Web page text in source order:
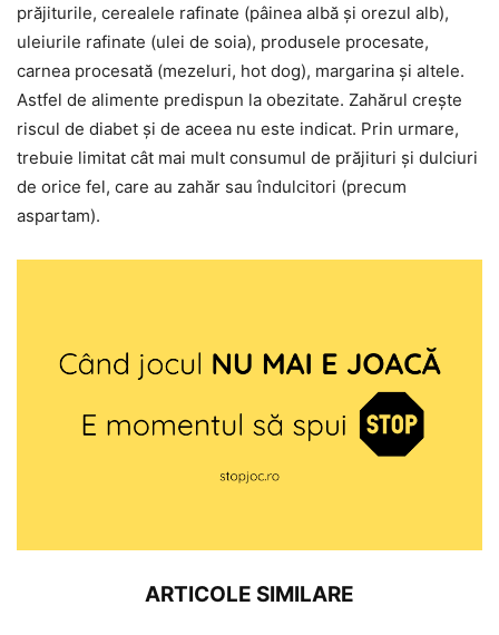
prăjiturile, cerealele rafinate (pâinea albă și orezul alb),
uleiurile rafinate (ulei de soia), produsele procesate,
carnea procesată (mezeluri, hot dog), margarina și altele.
Astfel de alimente predispun la obezitate. Zahărul crește
riscul de diabet și de aceea nu este indicat. Prin urmare,
trebuie limitat cât mai mult consumul de prăjituri și dulciuri
de orice fel, care au zahăr sau îndulcitori (precum
aspartam).
ARTICOLE SIMILARE